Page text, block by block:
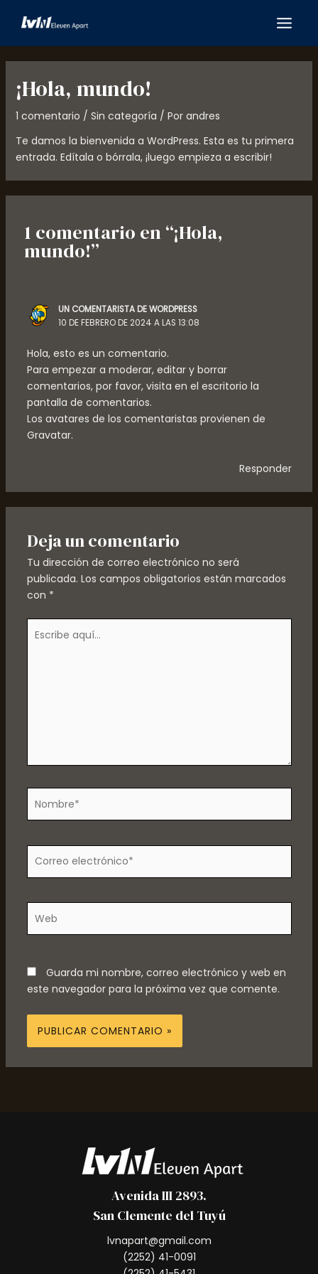
MAIN
¡Hola, mundo!
1 comentario / Sin categoría / Por andres
Te damos la bienvenida a WordPress. Esta es tu primera
entrada. Edítala o bórrala, ¡luego empieza a escribir!
1 comentario en “¡Hola,
mundo!”
UN COMENTARISTA DE WORDPRESS
10 DE FEBRERO DE 2024 A LAS 13:08
Hola, esto es un comentario.
Para empezar a moderar, editar y borrar
comentarios, por favor, visita en el escritorio la
pantalla de comentarios.
Los avatares de los comentaristas provienen de
Gravatar.
Responder
Deja un comentario
Tu dirección de correo electrónico no será
publicada. Los campos obligatorios están marcados
con *
aquí...
electrónico*
Guarda mi nombre, correo electrónico y web en
este navegador para la próxima vez que comente.
Avenida III 2893.
San Clemente del Tuyú
lvnapart@gmail.com
(2252) 41-0091